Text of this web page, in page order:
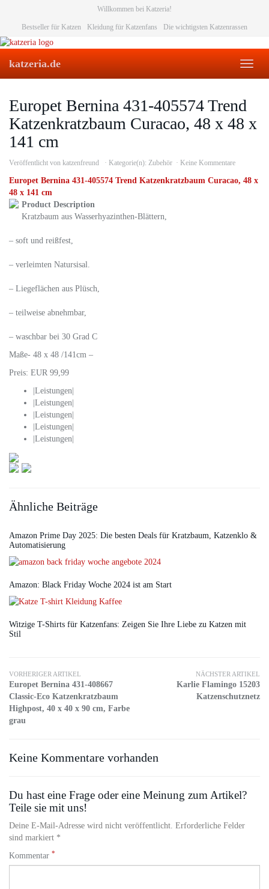
content
Willkommen bei Katzeria!
Bestseller für Katzen Kleidung für Katzenfans Die wichtigsten Katzenrassen
Toggle
katzeria.de
Europet Bernina 431-405574 Trend
Katzenkratzbaum Curacao, 48 x 48 x
141 cm
Veröffentlicht von katzenfreund Kategorie(n): Zubehör Keine Kommentare
Europet Bernina 431-405574 Trend Katzenkratzbaum Curacao, 48 x
48 x 141 cm
Product Description
Kratzbaum aus Wasserhyazinthen-Blättern,
– soft und reißfest,
– verleimten Natursisal.
– Liegeflächen aus Plüsch,
– teilweise abnehmbar,
– waschbar bei 30 Grad C
Maße- 48 x 48 /141cm –
Preis: EUR 99,99
|Leistungen|
|Leistungen|
|Leistungen|
|Leistungen|
|Leistungen|
Ähnliche Beiträge
Amazon Prime Day 2025: Die besten Deals für Kratzbaum, Katzenklo &
Automatisierung
Amazon: Black Friday Woche 2024 ist am Start
Witzige T-Shirts für Katzenfans: Zeigen Sie Ihre Liebe zu Katzen mit
Stil
VORHERIGER ARTIKEL
Europet Bernina 431-408667
Classic-Eco Katzenkratzbaum
Highpost, 40 x 40 x 90 cm, Farbe
grau
NÄCHSTER ARTIKEL
Karlie Flamingo 15203
Katzenschutznetz
Keine Kommentare vorhanden
Du hast eine Frage oder eine Meinung zum Artikel?
Teile sie mit uns!
Deine E-Mail-Adresse wird nicht veröffentlicht. Erforderliche Felder
sind markiert *
Kommentar *